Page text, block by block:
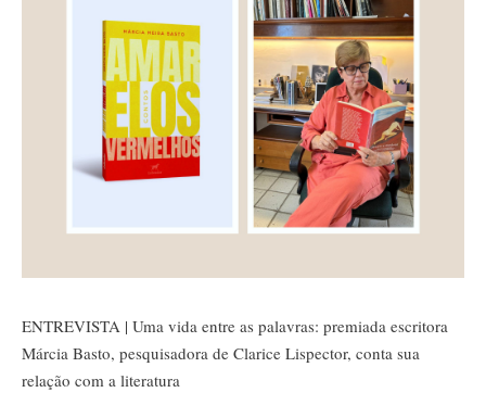
ENTREVISTA | Uma vida entre as palavras: premiada escritora
Márcia Basto, pesquisadora de Clarice Lispector, conta sua
relação com a literatura